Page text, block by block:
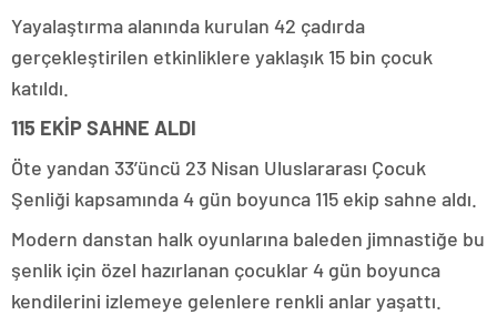
Yayalaştırma alanında kurulan 42 çadırda
gerçekleştirilen etkinliklere yaklaşık 15 bin çocuk
katıldı.
115 EKİP SAHNE ALDI
Öte yandan 33’üncü 23 Nisan Uluslararası Çocuk
Şenliği kapsamında 4 gün boyunca 115 ekip sahne aldı.
Modern danstan halk oyunlarına baleden jimnastiğe bu
şenlik için özel hazırlanan çocuklar 4 gün boyunca
kendilerini izlemeye gelenlere renkli anlar yaşattı.